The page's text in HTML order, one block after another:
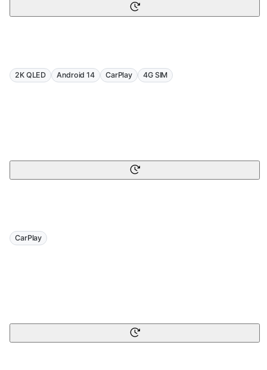
2K QLED Android 14 CarPlay 4G SIM
CarPlay